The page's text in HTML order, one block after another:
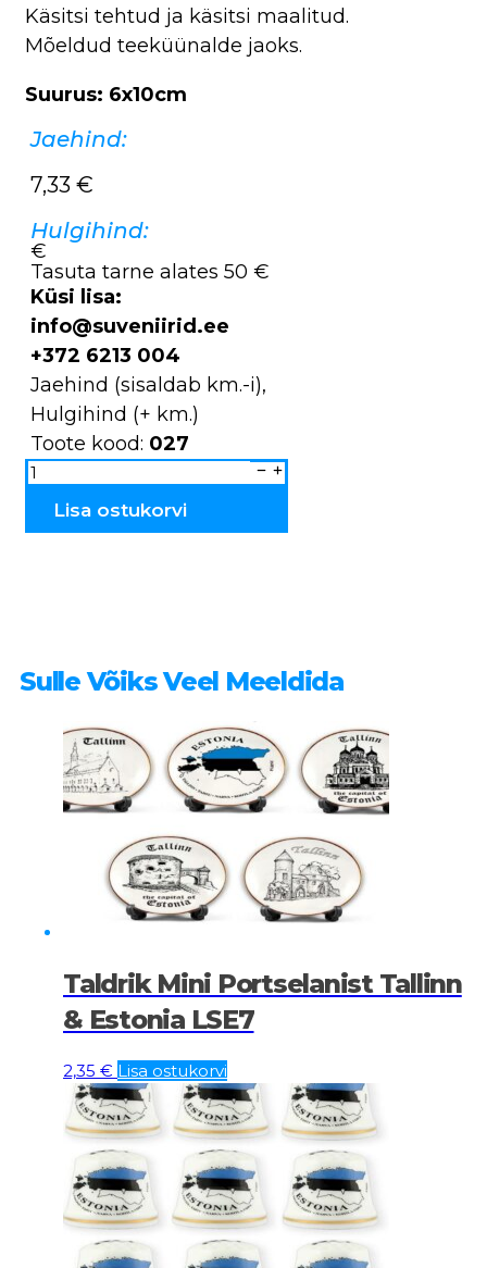
Käsitsi tehtud ja käsitsi maalitud.
Mõeldud teeküünalde jaoks.
Suurus: 6x10cm
Jaehind:
7,33 €
Hulgihind:
€
Tasuta tarne alates 50 €
Küsi lisa:
info@suveniirid.ee
+372 6213 004
Jaehind (sisaldab km.-i),
Hulgihind (+ km.)
Toote kood: 027
Küünlatops
keraamiline
maja
Lisa ostukorvi
Sulle Võiks Veel Meeldida
Taldrik Mini Portselanist Tallinn
& Estonia LSE7
2,35 € Lisa ostukorvi